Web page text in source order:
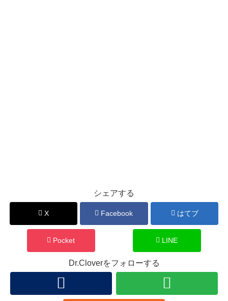
シェアする
X Facebook はてブ
Pocket LINE
Dr.Cloverをフォローする